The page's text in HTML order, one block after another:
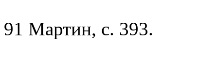
91 Мартин, с. 393.